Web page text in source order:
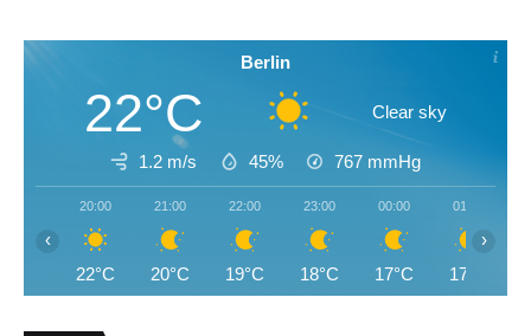
Berlin
22°C Clear sky
1.2 m/s 45% 767 mmHg
20:00
22°C
21:00
20°C
22:00
19°C
23:00
18°C
00:00
17°C
01:00
17°C
‹ ›